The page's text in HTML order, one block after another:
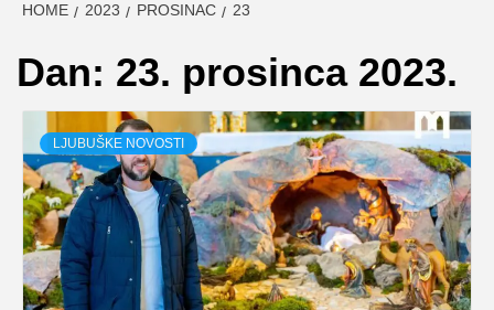
HOME 2023 PROSINAC 23
Dan: 23. prosinca 2023.
LJUBUŠKE NOVOSTI